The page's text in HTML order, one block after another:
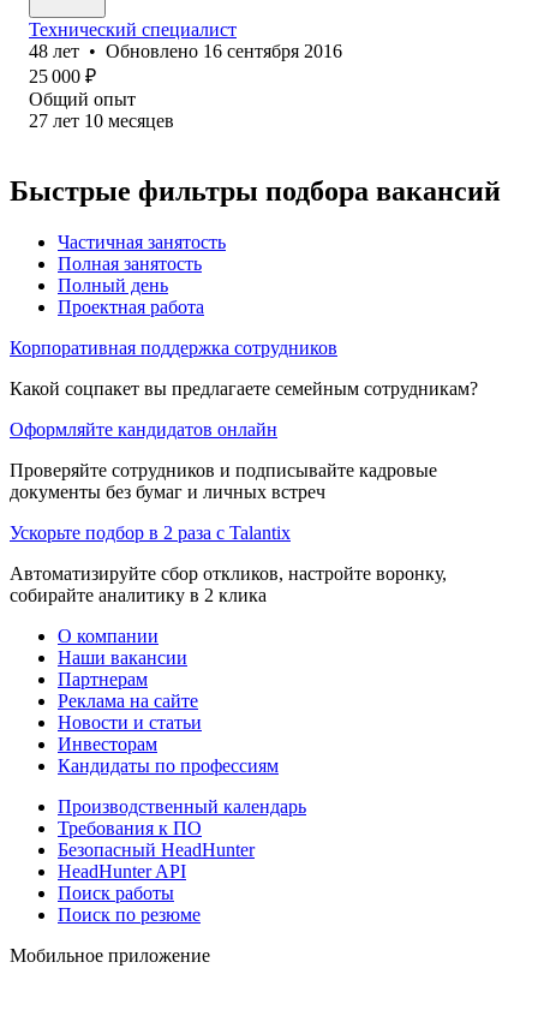
Технический специалист
48 лет • Обновлено 16 сентября 2016
25 000 ₽
Общий опыт
27 лет 10 месяцев
Быстрые фильтры подбора вакансий
Частичная занятость
Полная занятость
Полный день
Проектная работа
Корпоративная поддержка сотрудников
Какой соцпакет вы предлагаете семейным сотрудникам?
Оформляйте кандидатов онлайн
Проверяйте сотрудников и подписывайте кадровые
документы без бумаг и личных встреч
Ускорьте подбор в 2 раза с Talantix
Автоматизируйте сбор откликов, настройте воронку,
собирайте аналитику в 2 клика
О компании
Наши вакансии
Партнерам
Реклама на сайте
Новости и статьи
Инвесторам
Кандидаты по профессиям
Производственный календарь
Требования к ПО
Безопасный HeadHunter
HeadHunter API
Поиск работы
Поиск по резюме
Мобильное приложение